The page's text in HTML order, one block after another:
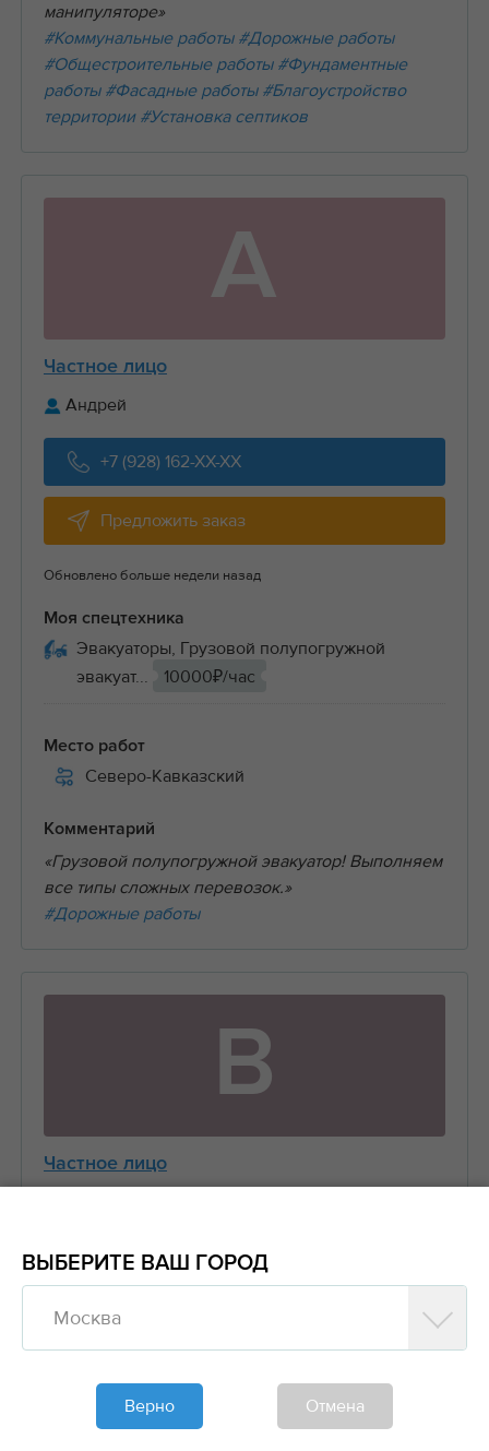
манипуляторе»
#Коммунальные работы #Дорожные работы
#Общестроительные работы #Фундаментные
работы #Фасадные работы #Благоустройство
территории #Установка септиков
А
Частное лицо
Андрей
+7 (928) 162-XX-XX
Предложить заказ
Обновлено больше недели назад
Моя спецтехника
Эвакуаторы, Грузовой полупогружной
эвакуат...
10000₽/час
Место работ
Северо-Кавказский
Комментарий
«Грузовой полупогружной эвакуатор! Выполняем
все типы сложных перевозок.»
#Дорожные работы
В
Частное лицо
+7 (916) 656-XX-XX
Предложить заказ
Моя спецтехника
ВЫБЕРИТЕ ВАШ ГОРОД
Москва
Верно Отмена